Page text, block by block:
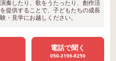
奏したり、歌をうたったり、創作活
提供することで、子どもたちの成長
・見学にお越しください。
電話で聞く
050-3196-8250